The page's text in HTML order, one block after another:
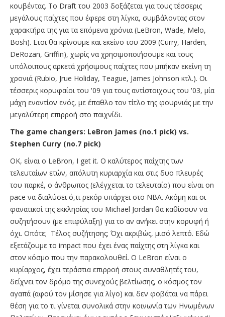
κουβέντας. Το Draft του 2003 δοξάζεται για τους τέσσερις
μεγάλους παίχτες που έφερε στη λίγκα, συμβάλοντας στον
χαρακτήρα της για τα επόμενα χρόνια (LeBron, Wade, Melo,
Bosh). Ετσι θα κρίνουμε και εκείνο του 2009 (Curry, Harden,
DeRozan, Griffin), χωρίς να χρησιμοποιήσουμε και τους
υπόλοιπους αρκετά χρήσιμους παίχτες που μπήκαν εκείνη τη
χρονιά (Rubio, Jrue Holiday, Teague, James Johnson κτλ.). Οι
τέσσερις κορυφαίοι του '09 για τους αντίστοιχους του '03, μία
μάχη εναντίον ενός, με έπαθλο τον τίτλο της φουρνιάς με την
μεγαλύτερη επιρροή στο παιχνίδι.
The game changers: LeBron James (no.1 pick) vs.
Stephen Curry (no.7 pick)
OK, είναι ο LeBron, I get it. Ο καλύτερος παίχτης των
τελευταίων ετών, απόλυτη κυριαρχία και στις δυο πλευρές
του παρκέ, ο άνθρωπος (ελέγχεται το τελευταίο) που είναι on
pace να διαλύσει ό,τι ρεκόρ υπάρχει στο ΝΒΑ. Ακόμη και οι
φανατικοί της εκκλησίας του Michael Jordan θα καθίσουν να
συζητήσουν (με επιφύλαξη) για το αν ανήκει στην κορυφή ή
όχι. Οπότε; Τέλος συζήτησης; Όχι ακριβώς, μισό λεπτό. Εδώ
εξετάζουμε το impact που έχει ένας παίχτης στη λίγκα και
στον κόσμο που την παρακολουθεί. O LeBron είναι ο
κυρίαρχος, έχει τεράστια επιρροή στους συναθλητές του,
δείχνει τον δρόμο της συνεχούς βελτίωσης, ο κόσμος τον
αγαπά (αφού τον μίσησε για λίγο) και δεν φοβάται να πάρει
θέση για το τι γίνεται συνολικά στην κοινωνία των Ηνωμένων